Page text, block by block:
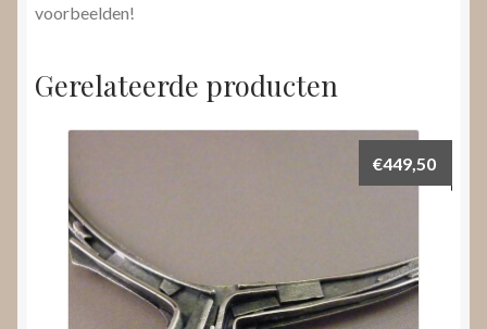
voorbeelden!
Gerelateerde producten
€449,50